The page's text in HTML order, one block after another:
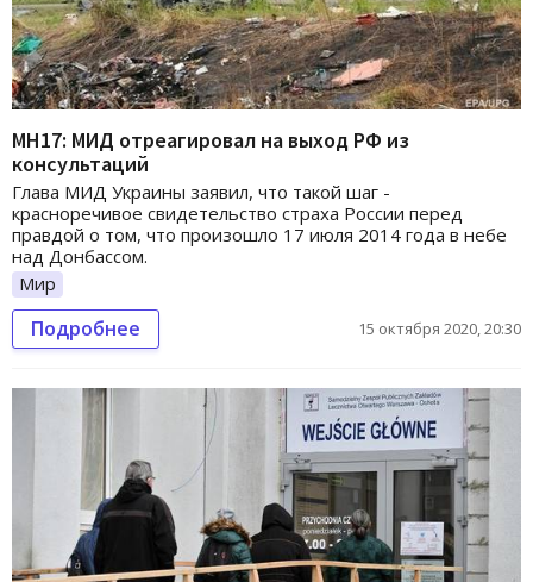
MH17: МИД отреагировал на выход РФ из
консультаций
Глава МИД Украины заявил, что такой шаг -
красноречивое свидетельство страха России перед
правдой о том, что произошло 17 июля 2014 года в небе
над Донбассом.
Мир
Подробнее 15 октября 2020, 20:30